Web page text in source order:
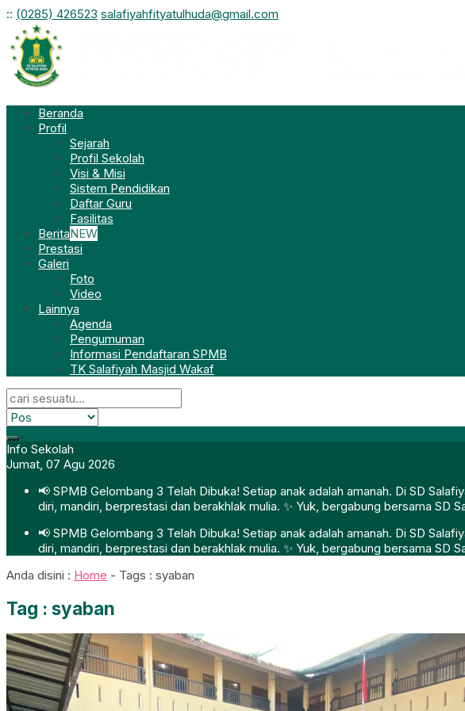
:: (0285) 426523 salafiyahfityatulhuda@gmail.com
Beranda
Profil
Sejarah
Profil Sekolah
Visi & Misi
Sistem Pendidikan
Daftar Guru
Fasilitas
BeritaNEW
Prestasi
Galeri
Foto
Video
Lainnya
Agenda
Pengumuman
Informasi Pendaftaran SPMB
TK Salafiyah Masjid Wakaf
Info Sekolah
Jumat, 07 Agu 2026
📢 SPMB Gelombang 3 Telah Dibuka! Setiap anak adalah amanah. Di SD
diri, mandiri, berprestasi dan berakhlak mulia. ✨ Yuk, bergabung bersama SD
📢 SPMB Gelombang 3 Telah Dibuka! Setiap anak adalah amanah. Di SD
diri, mandiri, berprestasi dan berakhlak mulia. ✨ Yuk, bergabung bersama SD
Anda disini : Home - Tags : syaban
Tag : syaban